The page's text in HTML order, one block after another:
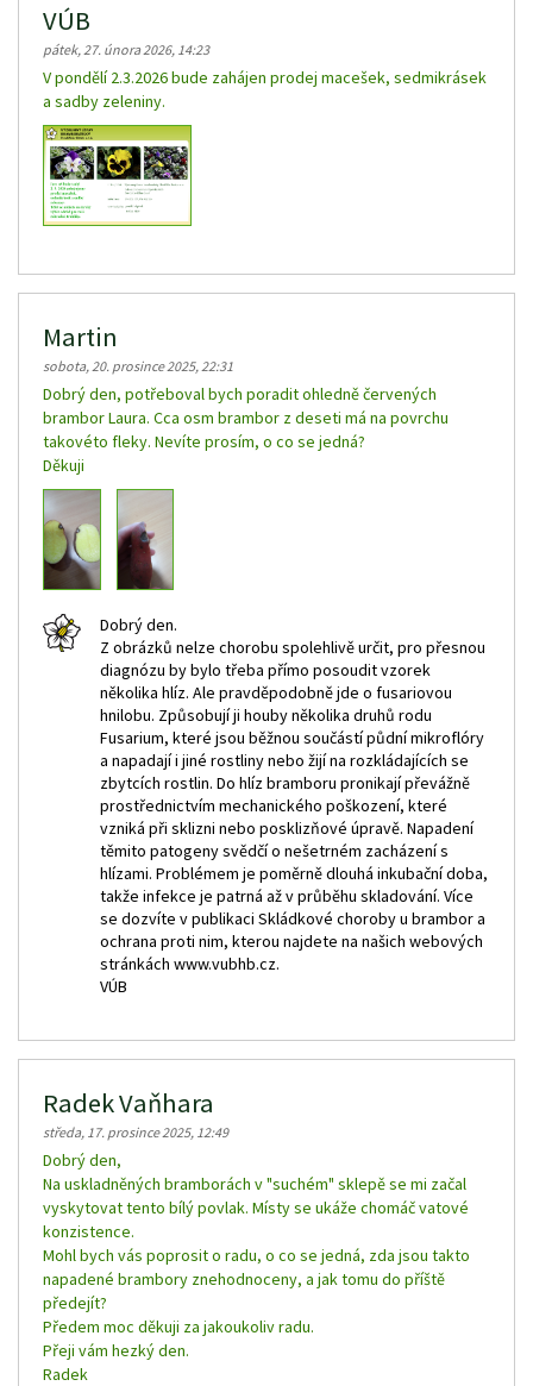
VÚB
pátek, 27. února 2026, 14:23
V pondělí 2.3.2026 bude zahájen prodej macešek, sedmikrásek
a sadby zeleniny.
Martin
sobota, 20. prosince 2025, 22:31
Dobrý den, potřeboval bych poradit ohledně červených
brambor Laura. Cca osm brambor z deseti má na povrchu
takovéto fleky. Nevíte prosím, o co se jedná?
Děkuji
Dobrý den.
Z obrázků nelze chorobu spolehlivě určit, pro přesnou
diagnózu by bylo třeba přímo posoudit vzorek
několika hlíz. Ale pravděpodobně jde o fusariovou
hnilobu. Způsobují ji houby několika druhů rodu
Fusarium, které jsou běžnou součástí půdní mikroflóry
a napadají i jiné rostliny nebo žijí na rozkládajících se
zbytcích rostlin. Do hlíz bramboru pronikají převážně
prostřednictvím mechanického poškození, které
vzniká při sklizni nebo posklizňové úpravě. Napadení
těmito patogeny svědčí o nešetrném zacházení s
hlízami. Problémem je poměrně dlouhá inkubační doba,
takže infekce je patrná až v průběhu skladování. Více
se dozvíte v publikaci Skládkové choroby u brambor a
ochrana proti nim, kterou najdete na našich webových
stránkách www.vubhb.cz.
VÚB
Radek Vaňhara
středa, 17. prosince 2025, 12:49
Dobrý den,
Na uskladněných bramborách v "suchém" sklepě se mi začal
vyskytovat tento bílý povlak. Místy se ukáže chomáč vatové
konzistence.
Mohl bych vás poprosit o radu, o co se jedná, zda jsou takto
napadené brambory znehodnoceny, a jak tomu do příště
předejít?
Předem moc děkuji za jakoukoliv radu.
Přeji vám hezký den.
Radek